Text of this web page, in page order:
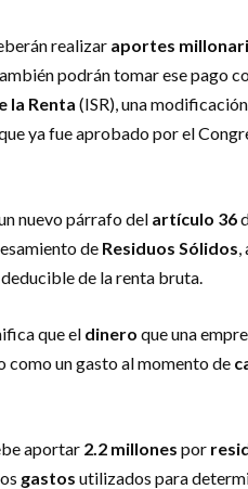
realizar aportes
podrán tomar ese pago
la Renta (ISR), una
ya fue aprobado por el
nuevo párrafo del artículo 36
de Residuos Sólidos,
de la renta bruta.
que el dinero que una
como un gasto al momento de
aportar 2.2 millones por
gastos utilizados para